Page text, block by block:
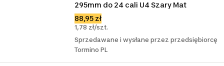
295mm do 24 cali U4 Szary Mat
88,95 zł
1,78 zł/szt.
Sprzedawane i wysłane przez przedsiębiorcę
Tormino PL